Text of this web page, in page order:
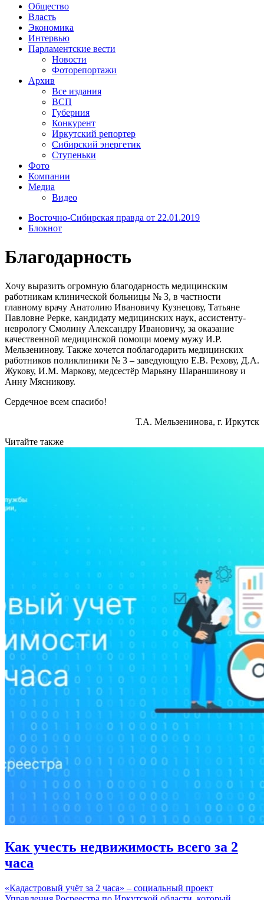
Общество
Власть
Экономика
Интервью
Парламентские вести
Новости
Фоторепортажи
Архив
Все издания
ВСП
Губерния
Конкурент
Иркутский репортер
Сибирский энергетик
Ступеньки
Фото
Компании
Медиа
Видео
Восточно-Сибирская правда от 22.01.2019
Блокнот
Благодарность
Хочу выразить огромную благодарность медицинским
работникам клинической больницы № 3, в частности
главному врачу Анатолию Ивановичу Кузнецову, Татьяне
Павловне Рерке, кандидату медицинских наук, ассистенту-
неврологу Смолину Александру Ивановичу, за оказание
качественной медицинской помощи моему мужу И.Р.
Мельзенинову. Также хочется поблагодарить медицинских
работников поликлиники № 3 – заведующую Е.В. Рехову, Д.А.
Жукову, И.М. Маркову, медсестёр Марьяну Шараншинову и
Анну Мясникову.
Сердечное всем спасибо!
Т.А. Мельзенинова, г. Иркутск
Читайте также
Как учесть недвижимость всего за 2
часа
«Кадастровый учёт за 2 часа» – социальный проект